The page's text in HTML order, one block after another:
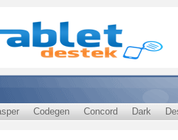
Codegen Concord Dark